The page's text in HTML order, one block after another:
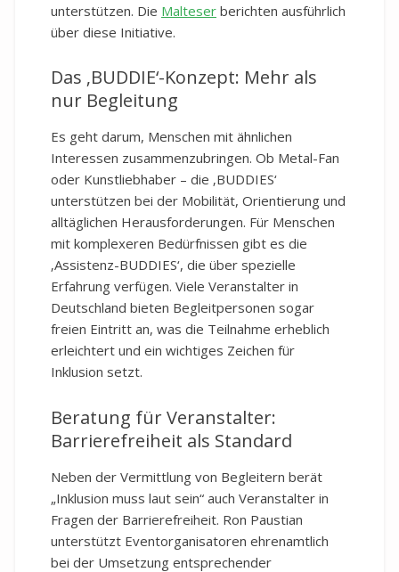
unterstützen. Die Malteser berichten ausführlich
über diese Initiative.
Das ‚BUDDIE‘-Konzept: Mehr als
nur Begleitung
Es geht darum, Menschen mit ähnlichen
Interessen zusammenzubringen. Ob Metal-Fan
oder Kunstliebhaber – die ‚BUDDIES‘
unterstützen bei der Mobilität, Orientierung und
alltäglichen Herausforderungen. Für Menschen
mit komplexeren Bedürfnissen gibt es die
‚Assistenz-BUDDIES‘, die über spezielle
Erfahrung verfügen. Viele Veranstalter in
Deutschland bieten Begleitpersonen sogar
freien Eintritt an, was die Teilnahme erheblich
erleichtert und ein wichtiges Zeichen für
Inklusion setzt.
Beratung für Veranstalter:
Barrierefreiheit als Standard
Neben der Vermittlung von Begleitern berät
„Inklusion muss laut sein“ auch Veranstalter in
Fragen der Barrierefreiheit. Ron Paustian
unterstützt Eventorganisatoren ehrenamtlich
bei der Umsetzung entsprechender